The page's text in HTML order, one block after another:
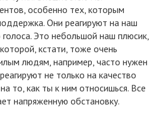
особенно тех, которым
Они реагируют на наш
Это небольшой наш плюсик,
кстати, тоже очень
людям, например, часто нужен
не только на качество
то, как ты к ним относишься. Все
напряженную обстановку.